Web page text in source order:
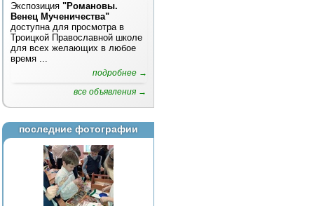
Экспозиция "Романовы.
Венец Мученичества"
доступна для просмотра в
Троицкой Православной школе
для всех желающих в любое
время ...
подробнее →
все объявления →
последние фотографии